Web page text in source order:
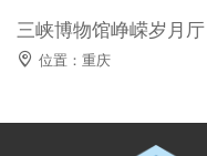
三峡博物馆峥嵘岁月厅
 位置：重庆